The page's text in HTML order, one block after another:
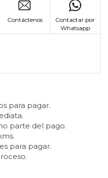
Contáctenos
Contactar por
Whatsapp
para pagar.
parte del pago.
para pagar.